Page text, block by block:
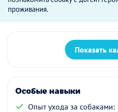
проживания.
Показать
Особые навыки
Опыт ухода за собаками: